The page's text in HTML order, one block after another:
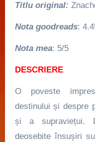
Titlu original:
Nota goodreads:
Nota mea: 5/5
DESCRIERE
O poveste
destinului și despre
și a supraviețui.
deosebite însușiri